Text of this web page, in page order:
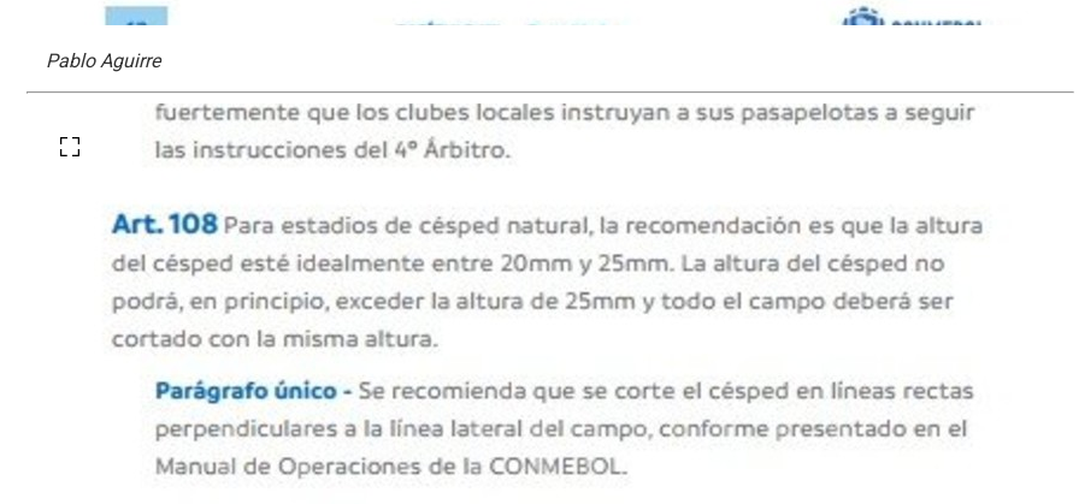
Pablo Aguirre